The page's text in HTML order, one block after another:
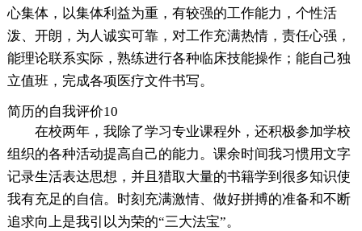
心集体，以集体利益为重，有较强的工作能力，个性活
泼、开朗，为人诚实可靠，对工作充满热情，责任心强，
能理论联系实际，熟练进行各种临床技能操作；能自己独
立值班，完成各项医疗文件书写。
简历的自我评价10
在校两年，我除了学习专业课程外，还积极参加学校
组织的各种活动提高自己的能力。课余时间我习惯用文字
记录生活表达思想，并且猎取大量的书籍学到很多知识使
我有充足的自信。时刻充满激情、做好拼搏的准备和不断
追求向上是我引以为荣的“三大法宝”。